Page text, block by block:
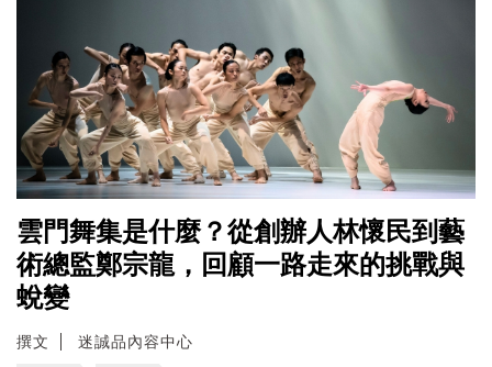
雲門舞集是什麼？從創辦人林懷民到藝
術總監鄭宗龍，回顧一路走來的挑戰與
蛻變
撰文 迷誠品內容中心